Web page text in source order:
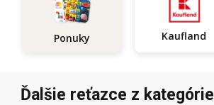
Ponuky Kaufland
Ďalšie reťazce z kategórie